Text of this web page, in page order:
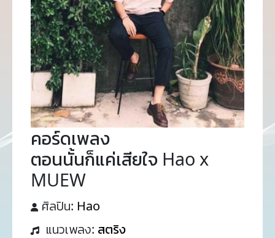
คอร์ดเพลง
ตอนนั้นก็แค่เสียใจ Hao x
MUEW
ศิลปิน: Hao
แนวเพลง: สตริง